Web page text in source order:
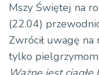
Mszy Świętej na
(22.04)
Zwrócił uwagę
tylko